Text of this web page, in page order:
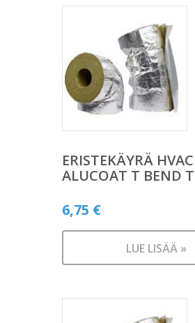
ERISTEKÄYRÄ HVAC
ALUCOAT T BEND
6,75 €
LUE LISÄÄ »